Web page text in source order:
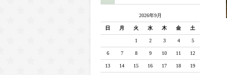
2026年9月
日 月 火 水 木 金 土
1 2 3 4 5
6 7 8 9 10 11 12
13 14 15 16 17 18 19